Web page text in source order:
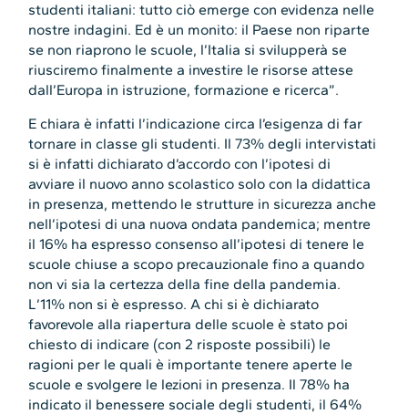
studenti italiani: tutto ciò emerge con evidenza nelle
nostre indagini. Ed è un monito: il Paese non riparte
se non riaprono le scuole, l’Italia si svilupperà se
riusciremo finalmente a investire le risorse attese
dall’Europa in istruzione, formazione e ricerca”.
E chiara è infatti l’indicazione circa l’esigenza di far
tornare in classe gli studenti. Il 73% degli intervistati
si è infatti dichiarato d’accordo con l’ipotesi di
avviare il nuovo anno scolastico solo con la didattica
in presenza, mettendo le strutture in sicurezza anche
nell’ipotesi di una nuova ondata pandemica; mentre
il 16% ha espresso consenso all’ipotesi di tenere le
scuole chiuse a scopo precauzionale fino a quando
non vi sia la certezza della fine della pandemia.
L’11% non si è espresso. A chi si è dichiarato
favorevole alla riapertura delle scuole è stato poi
chiesto di indicare (con 2 risposte possibili) le
ragioni per le quali è importante tenere aperte le
scuole e svolgere le lezioni in presenza. Il 78% ha
indicato il benessere sociale degli studenti, il 64%